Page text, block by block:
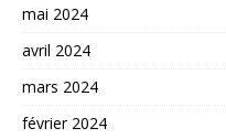
mai 2024
avril 2024
mars 2024
février 2024